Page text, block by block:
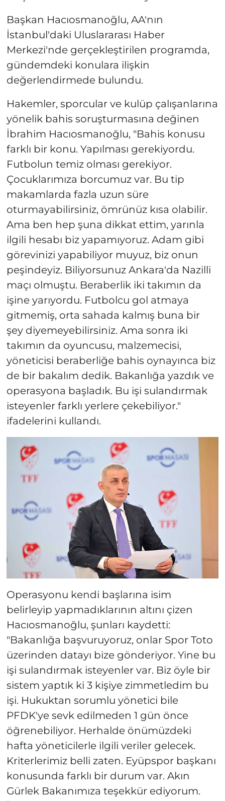
Başkan Hacıosmanoğlu, AA'nın
İstanbul'daki Uluslararası Haber
Merkezi'nde gerçekleştirilen programda,
gündemdeki konulara ilişkin
değerlendirmede bulundu.
Hakemler, sporcular ve kulüp çalışanlarına
yönelik bahis soruşturmasına değinen
İbrahim Hacıosmanoğlu, "Bahis konusu
farklı bir konu. Yapılması gerekiyordu.
Futbolun temiz olması gerekiyor.
Çocuklarımıza borcumuz var. Bu tip
makamlarda fazla uzun süre
oturmayabilirsiniz, ömrünüz kısa olabilir.
Ama ben hep şuna dikkat ettim, yarınla
ilgili hesabı biz yapamıyoruz. Adam gibi
görevinizi yapabiliyor muyuz, biz onun
peşindeyiz. Biliyorsunuz Ankara'da Nazilli
maçı olmuştu. Beraberlik iki takımın da
işine yarıyordu. Futbolcu gol atmaya
gitmemiş, orta sahada kalmış buna bir
şey diyemeyebilirsiniz. Ama sonra iki
takımın da oyuncusu, malzemecisi,
yöneticisi beraberliğe bahis oynayınca biz
de bir bakalım dedik. Bakanlığa yazdık ve
operasyona başladık. Bu işi sulandırmak
isteyenler farklı yerlere çekebiliyor."
ifadelerini kullandı.
Operasyonu kendi başlarına isim
belirleyip yapmadıklarının altını çizen
Hacıosmanoğlu, şunları kaydetti:
"Bakanlığa başvuruyoruz, onlar Spor Toto
üzerinden datayı bize gönderiyor. Yine bu
işi sulandırmak isteyenler var. Biz öyle bir
sistem yaptık ki 3 kişiye zimmetledim bu
işi. Hukuktan sorumlu yönetici bile
PFDK'ye sevk edilmeden 1 gün önce
öğrenebiliyor. Herhalde önümüzdeki
hafta yöneticilerle ilgili veriler gelecek.
Kriterlerimiz belli zaten. Eyüpspor başkanı
konusunda farklı bir durum var. Akın
Gürlek Bakanımıza teşekkür ediyorum.